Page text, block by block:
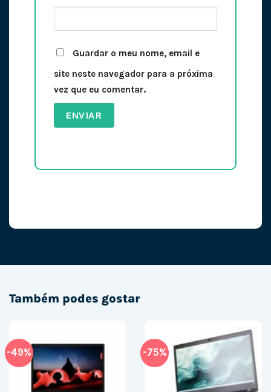
Guardar o meu nome, email e
site neste navegador para a próxima
vez que eu comentar.
Também podes gostar
-49% -75%